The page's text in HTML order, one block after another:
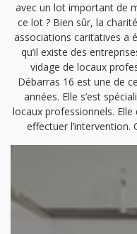
avec un lot important de
ce lot ? Bien sûr, la
associations caritatives a
qu’il existe des
vidage de locaux
Débarras 16 est une de
années. Elle s’est
locaux professionnels.
effectuer l’intervention.